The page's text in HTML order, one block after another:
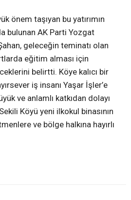
önem taşıyan bu yatırımın
bulunan AK Parti Yozgat
geleceğin teminatı olan
eğitim alması için
belirtti. Köye kalıcı bir
iş insanı Yaşar İşler’e
ve anlamlı katkıdan dolayı
Köyü yeni ilkokul binasının
ve bölge halkına hayırlı